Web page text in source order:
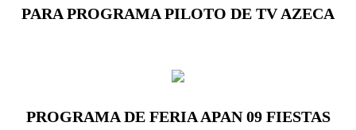
PARA PROGRAMA PILOTO DE TV AZECA
PROGRAMA DE FERIA APAN 09 FIESTAS